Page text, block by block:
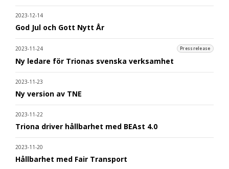
2023-12-14
God Jul och Gott Nytt År
2023-11-24 Pressrelease
Ny ledare för Trionas svenska verksamhet
2023-11-23
Ny version av TNE
2023-11-22
Triona driver hållbarhet med BEAst 4.0
2023-11-20
Hållbarhet med Fair Transport